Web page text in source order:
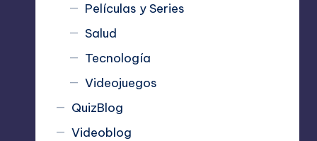
Películas y Series
Salud
Tecnología
Videojuegos
QuizBlog
Videoblog